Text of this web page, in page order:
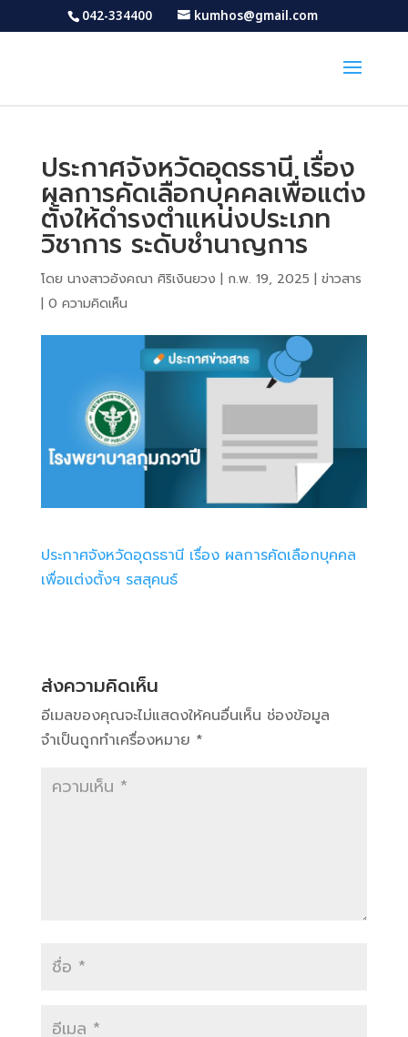
042-334400 kumhos@gmail.com
ประกาศจังหวัดอุดรธานี เรื่อง
ผลการคัดเลือกบุคคลเพื่อแต่ง
ตั้งให้ดำรงตำแหน่งประเภท
วิชาการ ระดับชำนาญการ
โดย นางสาวอังคณา ศิริเงินยวง | ก.พ. 19, 2025 | ข่าวสาร
| 0 ความคิดเห็น
ประกาศจังหวัดอุดรธานี เรื่อง ผลการคัดเลือกบุคคล
เพื่อแต่งตั้งฯ รสสุคนธ์
ส่งความคิดเห็น
อีเมลของคุณจะไม่แสดงให้คนอื่นเห็น ช่องข้อมูล
จำเป็นถูกทำเครื่องหมาย *